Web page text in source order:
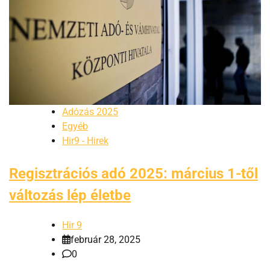
Adózás 2025
Egyéb
Hir9 - Hirek
Regisztrációs adó 2025: március 1-től
változás lép életbe
Hir 9
február 28, 2025
0